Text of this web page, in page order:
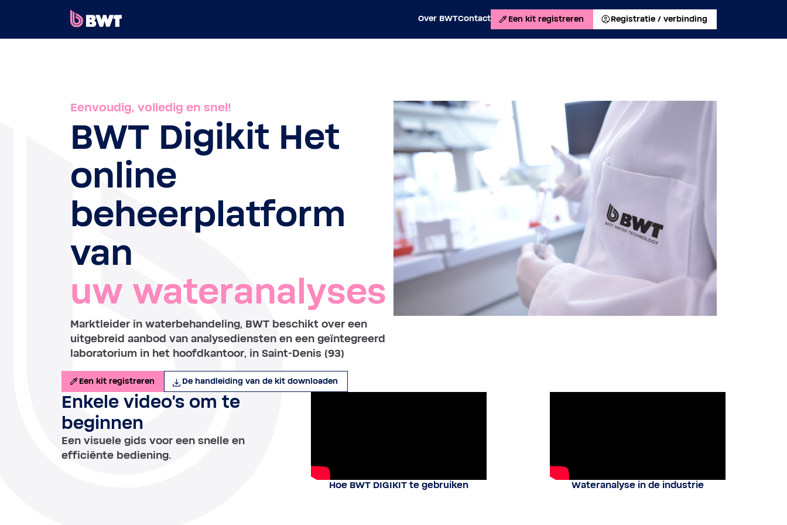
Over BWTContact Een kit registreren Registratie / verbinding
EEN KIT ZONDER ACCOUNT REGISTREREN
Eenvoudig, volledig en snel!
BWT Digikit Het
online
beheerplatform
van
uw wateranalyses
Marktleider in waterbehandeling, BWT beschikt over een
uitgebreid aanbod van analysediensten en een geïntegreerd
laboratorium in het hoofdkantoor, in Saint-Denis (93)
Een kit registreren De handleiding van de kit downloaden
Enkele video's om te
beginnen
Een visuele gids voor een snelle en
efficiënte bediening.
Hoe BWT DIGIKIT te gebruiken Wateranalyse in de industrie